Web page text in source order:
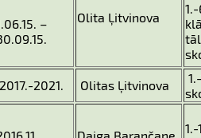
–
Olita Ļitvinova
2017.-2021. Olitas Ļitvinova